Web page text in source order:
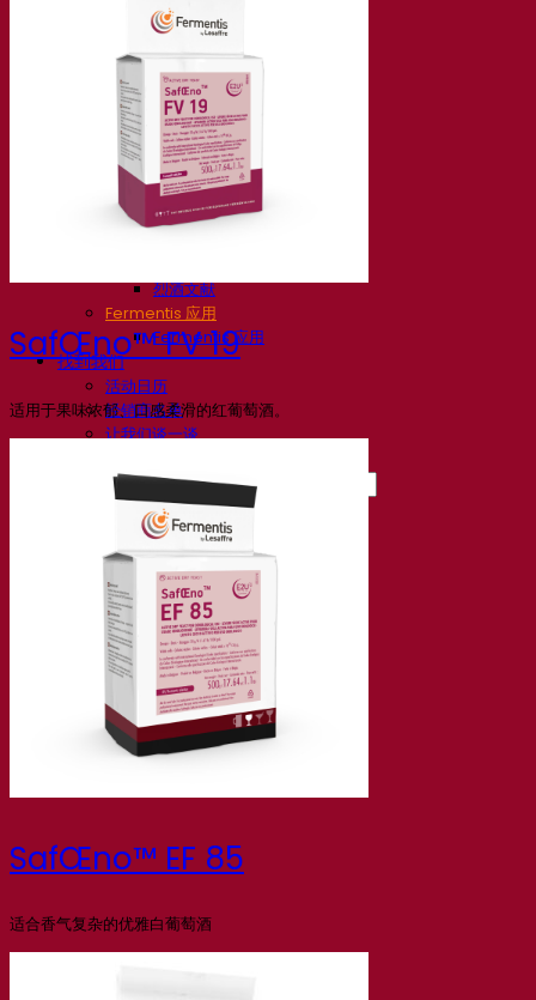
Fermentis 学院
Fermentis 学院
知识中心
专家见解
常见问题解答
视频
网络研讨会的录音
文档
烈酒文献
Fermentis 应用
Fermentis 应用
找到我们
活动日历
经销商名单
让我们谈一谈
搜索：
SafŒno™ FV 19
适用于果味浓郁、口感柔滑的红葡萄酒。
SafŒno™ EF 85
适合香气复杂的优雅白葡萄酒